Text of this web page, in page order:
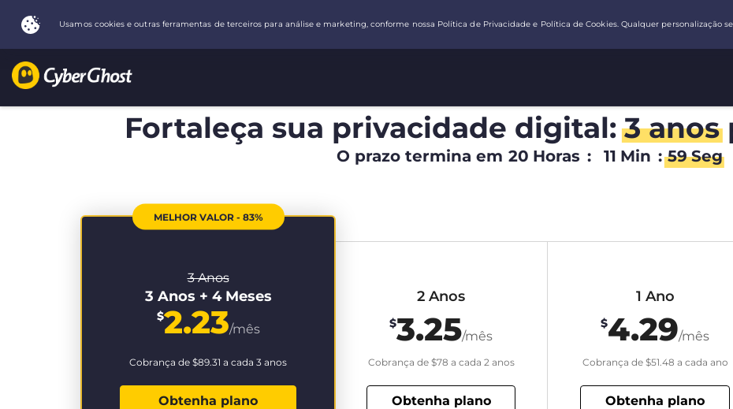
Fortaleça sua privacidade digital:3 anos
O prazo termina em 20 Horas : 11 Min : 58 Seg
MELHOR VALOR - 83%
3 Anos
3 Anos + 4 Meses
$2.23/mês
Cobrança de $89.31 a cada 3 anos
Obtenha plano
2 Anos
$3.25/mês
Cobrança de $78 a cada 2 anos
Obtenha plano
1 Ano
$4.29/mês
Cobrança de $51.48 a cada ano
Obtenha plano